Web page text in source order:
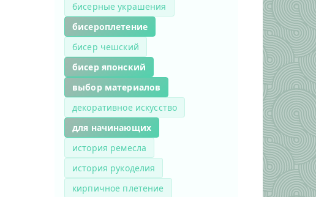
бисерные украшения
бисероплетение
бисер чешский
бисер японский
выбор материалов
декоративное искусство
для начинающих
история ремесла
история рукоделия
кирпичное плетение